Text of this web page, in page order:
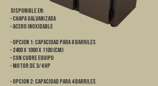
DISPONIBLE EN:
- Chapa galvanizada
- Acero Inoxidable
- OPCION 1: CAPACIDAD PARA 8 BARRILES
- 2400 x 1000 x 1100 (cm)
- Con cubre equipo
- Motor de 3/4 HP
- OPCION 2: CAPACIDAD PARA 4 BARRILES